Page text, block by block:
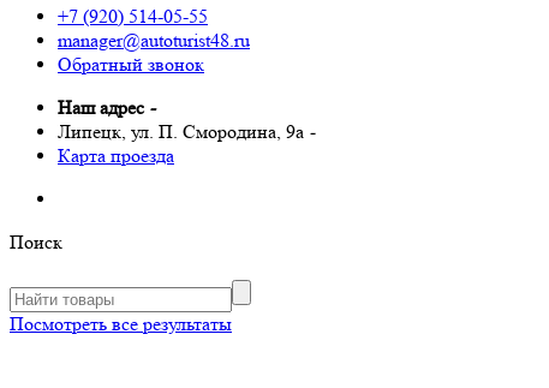
+7 (920) 514-05-55
manager@autoturist48.ru
Обратный звонок
Наш адрес -
Липецк, ул. П. Смородина, 9а -
Карта проезда
Поиск
Посмотреть все результаты